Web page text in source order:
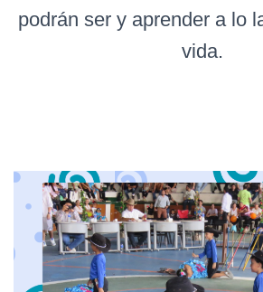
podrán ser y aprender a lo
vida.